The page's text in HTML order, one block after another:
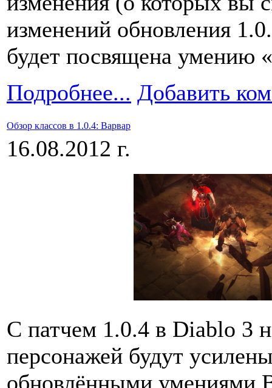
изменений обновления
будет посвящена умению
Подробнее... Добавить
Обзор классов в 1.0.4: Варвар
16.08.2012 г.
С патчем 1.0.4 в Diablo 3
персонажей будут
обновлёнными умениями